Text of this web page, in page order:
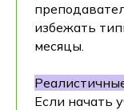
избежать
месяцы.
Если начать